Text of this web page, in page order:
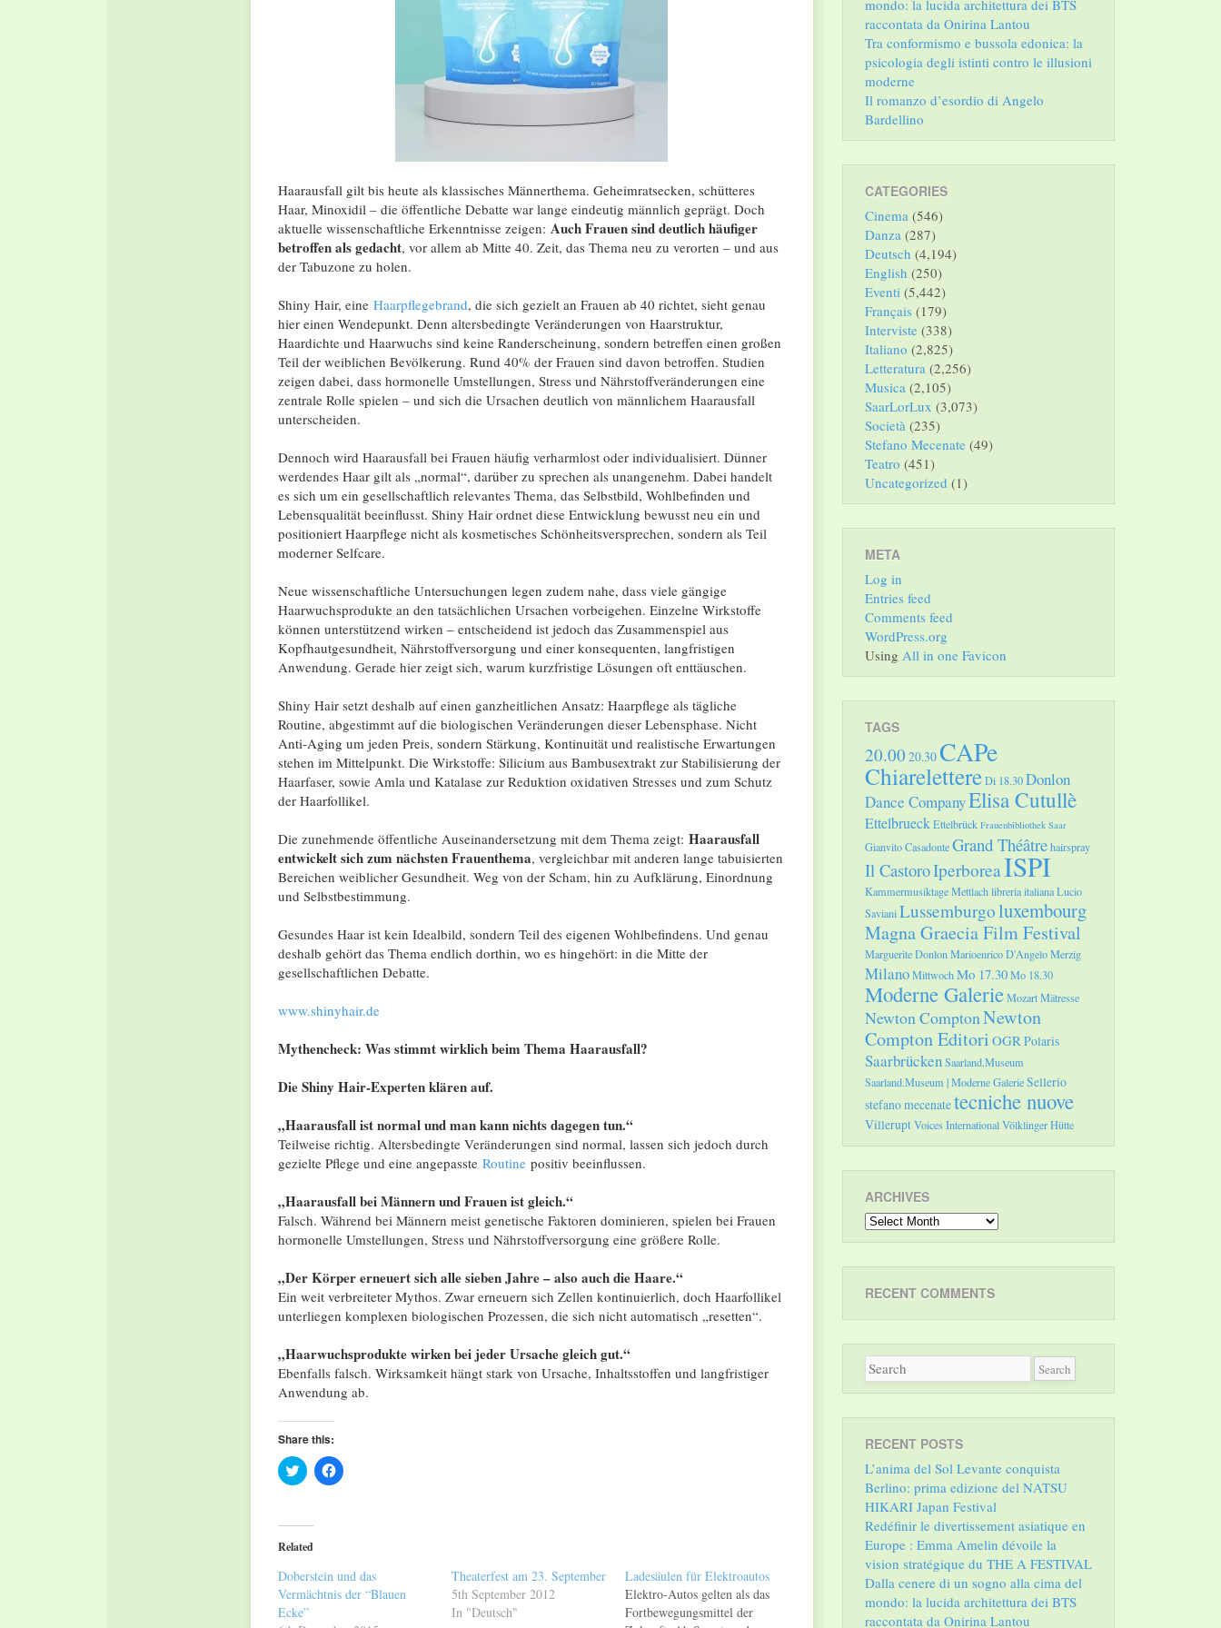
Haarausfall gilt bis heute als klassisches Männerthema. Geheimratsecken, schütteres
Haar, Minoxidil – die öffentliche Debatte war lange eindeutig männlich geprägt. Doch
aktuelle wissenschaftliche Erkenntnisse zeigen: Auch Frauen sind deutlich häufiger
betroffen als gedacht, vor allem ab Mitte 40. Zeit, das Thema neu zu verorten – und aus
der Tabuzone zu holen.
Shiny Hair, eine Haarpflegebrand, die sich gezielt an Frauen ab 40 richtet, sieht genau
hier einen Wendepunkt. Denn altersbedingte Veränderungen von Haarstruktur,
Haardichte und Haarwuchs sind keine Randerscheinung, sondern betreffen einen großen
Teil der weiblichen Bevölkerung. Rund 40% der Frauen sind davon betroffen. Studien
zeigen dabei, dass hormonelle Umstellungen, Stress und Nährstoffveränderungen eine
zentrale Rolle spielen – und sich die Ursachen deutlich von männlichem Haarausfall
unterscheiden.
Dennoch wird Haarausfall bei Frauen häufig verharmlost oder individualisiert. Dünner
werdendes Haar gilt als „normal“, darüber zu sprechen als unangenehm. Dabei handelt
es sich um ein gesellschaftlich relevantes Thema, das Selbstbild, Wohlbefinden und
Lebensqualität beeinflusst. Shiny Hair ordnet diese Entwicklung bewusst neu ein und
positioniert Haarpflege nicht als kosmetisches Schönheitsversprechen, sondern als Teil
moderner Selfcare.
Neue wissenschaftliche Untersuchungen legen zudem nahe, dass viele gängige
Haarwuchsprodukte an den tatsächlichen Ursachen vorbeigehen. Einzelne Wirkstoffe
können unterstützend wirken – entscheidend ist jedoch das Zusammenspiel aus
Kopfhautgesundheit, Nährstoffversorgung und einer konsequenten, langfristigen
Anwendung. Gerade hier zeigt sich, warum kurzfristige Lösungen oft enttäuschen.
Shiny Hair setzt deshalb auf einen ganzheitlichen Ansatz: Haarpflege als tägliche
Routine, abgestimmt auf die biologischen Veränderungen dieser Lebensphase. Nicht
Anti-Aging um jeden Preis, sondern Stärkung, Kontinuität und realistische Erwartungen
stehen im Mittelpunkt. Die Wirkstoffe: Silicium aus Bambusextrakt zur Stabilisierung der
Haarfaser, sowie Amla und Katalase zur Reduktion oxidativen Stresses und zum Schutz
der Haarfollikel.
Die zunehmende öffentliche Auseinandersetzung mit dem Thema zeigt: Haarausfall
entwickelt sich zum nächsten Frauenthema, vergleichbar mit anderen lange tabuisierten
Bereichen weiblicher Gesundheit. Weg von der Scham, hin zu Aufklärung, Einordnung
und Selbstbestimmung.
Gesundes Haar ist kein Idealbild, sondern Teil des eigenen Wohlbefindens. Und genau
deshalb gehört das Thema endlich dorthin, wo es hingehört: in die Mitte der
gesellschaftlichen Debatte.
www.shinyhair.de
Mythencheck: Was stimmt wirklich beim Thema Haarausfall?
Die Shiny Hair-Experten klären auf.
„Haarausfall ist normal und man kann nichts dagegen tun.“
Teilweise richtig. Altersbedingte Veränderungen sind normal, lassen sich jedoch durch
gezielte Pflege und eine angepasste Routinepositiv beeinflussen.
„Haarausfall bei Männern und Frauen ist gleich.“
Falsch. Während bei Männern meist genetische Faktoren dominieren, spielen bei Frauen
hormonelle Umstellungen, Stress und Nährstoffversorgung eine größere Rolle.
„Der Körper erneuert sich alle sieben Jahre – also auch die Haare.“
Ein weit verbreiteter Mythos. Zwar erneuern sich Zellen kontinuierlich, doch Haarfollikel
unterliegen komplexen biologischen Prozessen, die sich nicht automatisch „resetten“.
„Haarwuchsprodukte wirken bei jeder Ursache gleich gut.“
Ebenfalls falsch. Wirksamkeit hängt stark von Ursache, Inhaltsstoffen und langfristiger
Anwendung ab.
Share this:
Click
to
(Opens
in
new
Click
to
Related
Doberstein und das
Vermächtnis der “Blauen
Ecke”
Theaterfest am 23. September
5th September 2012
In "Deutsch"
Ladesäulen für Elektroautos
Elektro-Autos gelten als das
Fortbewegungsmittel der
mondo: la lucida architettura dei BTS
raccontata da Onirina Lantou
Tra conformismo e bussola edonica: la
psicologia degli istinti contro le illusioni
moderne
Il romanzo d’esordio di Angelo
Bardellino
CATEGORIES
Cinema (546)
Danza (287)
Deutsch (4,194)
English (250)
Eventi (5,442)
Français (179)
Interviste (338)
Italiano (2,825)
Letteratura (2,256)
Musica (2,105)
SaarLorLux (3,073)
Società (235)
Stefano Mecenate (49)
Teatro (451)
Uncategorized (1)
META
Log in
Entries feed
Comments feed
WordPress.org
Using All in one Favicon
TAGS
20.00 20.30CAPe
ChiarelettereDi 18.30Donlon
Dance CompanyElisa Cutullè
EttelbrueckEttelbrück Frauenbibliothek Saar
Gianvito CasadonteGrand Théâtrehairspray
Il CastoroIperboreaISPI
Kammermusiktage Mettlachlibreria italianaLucio
SavianiLussemburgoluxembourg
Magna Graecia Film Festival
Marguerite DonlonMarioenrico D'AngeloMerzig
MilanoMittwochMo 17.30Mo 18.30
Moderne GalerieMozartMätresse
Newton ComptonNewton
Compton Editori OGRPolaris
SaarbrückenSaarland.Museum
Saarland.Museum | Moderne GalerieSellerio
stefano mecenatetecniche nuove
VilleruptVoices InternationalVölklinger Hütte
ARCHIVES
Archives
RECENT COMMENTS
RECENT POSTS
L’anima del Sol Levante conquista
Berlino: prima edizione del NATSU
HIKARI Japan Festival
Redéfinir le divertissement asiatique en
Europe : Emma Amelin dévoile la
vision stratégique du THE A FESTIVAL
Dalla cenere di un sogno alla cima del
mondo: la lucida architettura dei BTS
raccontata da Onirina Lantou